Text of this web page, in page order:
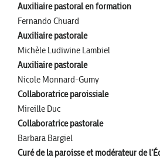
Auxiliaire pastoral en formation
Fernando Chuard
Auxiliaire pastorale
Michèle Ludiwine Lambiel
Auxiliaire pastorale
Nicole Monnard-Gumy
Collaboratrice paroissiale
Mireille Duc
Collaboratrice pastorale
Barbara Bargiel
Curé de la paroisse et modérateur de